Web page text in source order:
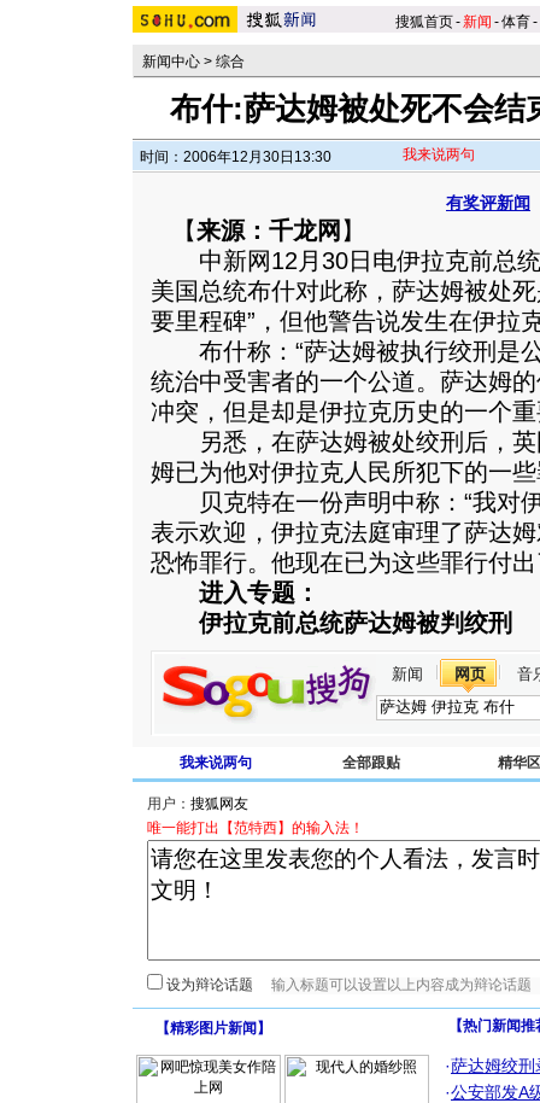
搜狐首页-新闻 -体育-
新闻中心 > 综合
布什:萨达姆被处死不会结
时间：2006年12月30日13:30 我来说两句
有奖评新闻
【来源：千龙网 】
中新网12月30日电伊拉克前总统
美国总统布什对此称，萨达姆被处
要里程碑”，但他警告说发生在伊拉
布什称：“萨达姆被执行绞刑是
统治中受害者的一个公道。 萨达姆
冲突，但是却是伊拉克历史的一个
另悉，在萨达姆被处绞刑后，英
姆已为他对伊拉克人民所犯下的一
贝克特在一份声明中称：“我对
表示欢迎，伊拉克法庭审理了萨达
恐怖罪行。他现在已为这些罪行付出
进入专题：
伊拉克前总统萨达姆被判绞刑
新闻 网页 音
我来说两句 全部跟贴 精华区
用户：
唯一能打出【范特西】的输入法！
设为辩论话题
【精彩图片新闻 】 【热门新闻
·萨达姆绞刑
·公安部发A